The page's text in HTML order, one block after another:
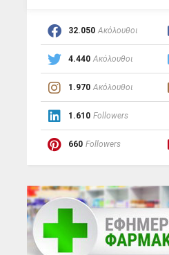
32.050 Ακόλουθοι
4.440 Ακόλουθοι
1.970 Ακόλουθοι
1.610 Followers
660 Followers